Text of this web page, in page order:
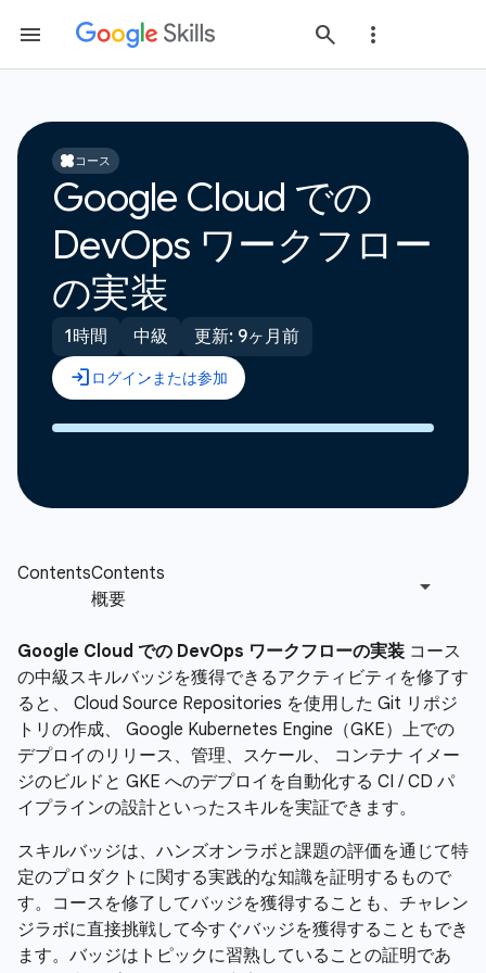
コース
Google Cloud での
DevOps ワークフロー
の実装
1時間 中級 更新: 9ヶ月前
Google Cloud での DevOps ワークフローの実装 コース
の中級スキルバッジを獲得できるアクティビティを修了す
ると、 Cloud Source Repositories を使用した Git リポジ
トリの作成、 Google Kubernetes Engine（GKE）上での
デプロイのリリース、管理、スケール、 コンテナ イメー
ジのビルドと GKE へのデプロイを自動化する CI / CD パ
イプラインの設計といったスキルを実証できます。
スキルバッジは、ハンズオンラボと課題の評価を通じて特
定のプロダクトに関する実践的な知識を証明するもので
す。コースを修了してバッジを獲得することも、チャレン
ジラボに直接挑戦して今すぐバッジを獲得することもでき
ます。バッジはトピックに習熟していることの証明であ